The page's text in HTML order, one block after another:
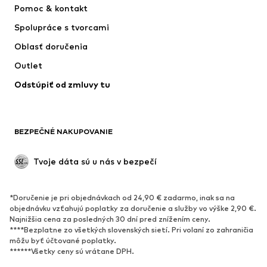
Bundy
Bielizeň
Kabáty
Plavky
Upcyklácia
Nové
Obľúbené
Tenisky
Členkové čižmy
Topánky na vysokom podpätku
Sandále
Pomoc & kontakt
Spolupráce s tvorcami
Oblasť doručenia
Outlet
Odstúpiť od zmluvy tu
BEZPEČNÉ NAKUPOVANIE
Tvoje dáta sú u nás v bezpečí
*Doručenie je pri objednávkach od 24,90 € zadarmo, inak sa na
objednávku vzťahujú poplatky za doručenie a služby vo výške 2,90 €.
Najnižšia cena za posledných 30 dní pred znížením ceny.
****Bezplatne zo všetkých slovenských sietí. Pri volaní zo zahraničia
môžu byť účtované poplatky.
******Všetky ceny sú vrátane DPH.